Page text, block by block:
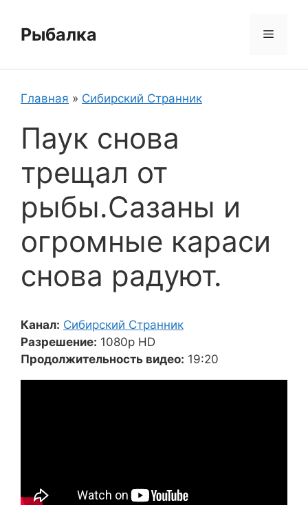
содержимому
Рыбалка Меню
Главная » Сибирский Странник
Паук снова
трещал от
рыбы.Сазаны и
огромные караси
снова радуют.
Канал: Сибирский Странник
Разрешение: 1080p HD
Продолжительность видео: 19:20